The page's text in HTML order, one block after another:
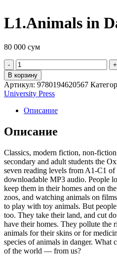
L1.Animals in
80 000 сум
Quantity
В корзину
Артикул: 9780194620567
University Press
Описание
Описание
Classics, modern fiction, non-
secondary and adult students the
seven reading levels from A1-C1
downloadable MP3 audio. People
keep them in their homes and on
zoos, and watching animals on
to play with toy animals. But
too. They take their land, and cut
have their homes. They pollute the
animals for their skins or for
species of animals in danger. What
of the world — from us?